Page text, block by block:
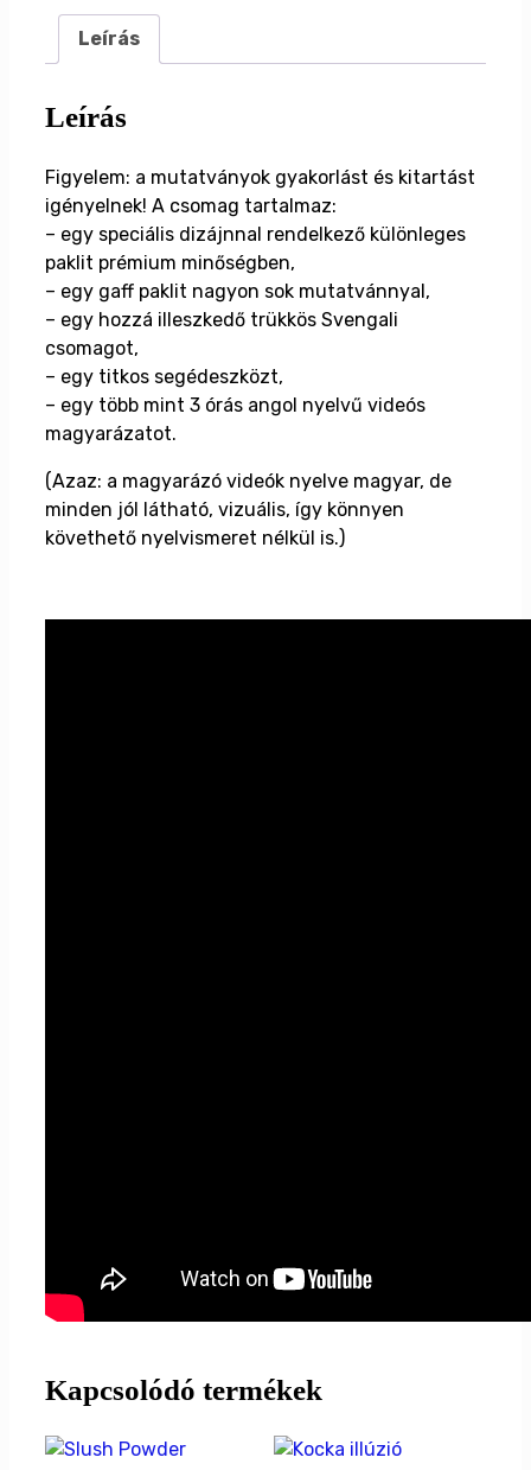
szett
Shin
mennyiség
Leírás
Leírás
Figyelem: a mutatványok gyakorlást és kitartást
igényelnek! A csomag tartalmaz:
– egy speciális dizájnnal rendelkező különleges
paklit prémium minőségben,
– egy gaff paklit nagyon sok mutatvánnyal,
– egy hozzá illeszkedő trükkös Svengali
csomagot,
– egy titkos segédeszközt,
– egy több mint 3 órás angol nyelvű videós
magyarázatot.
(Azaz: a magyarázó videók nyelve magyar, de
minden jól látható, vizuális, így könnyen
követhető nyelvismeret nélkül is.)
Kapcsolódó termékek